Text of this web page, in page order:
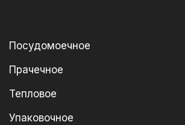
Посудомоечное
Прачечное
Тепловое
Упаковочное